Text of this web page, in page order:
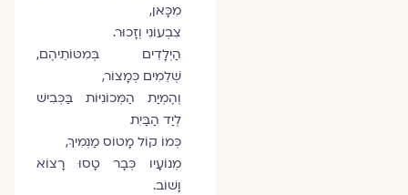
מִכָּאן,
צִבְעוֹנִי וְזָכוּר.
הַיְלָדִים בְּמִטּוֹתֵיהֶם,
שְׁלֵמִים כְּמָצוֹר,
וְהֶמְיַת הַמְּכוֹנִיּוֹת בַּכְּבִישׁ
לְיַד הַבַּיִת
כְּמוֹ קוֹל מָטוֹס מַנְמִיךְ,
מְנוֹעָיו כְּבָר טָסוּ רָצוֹא
וָשׁוֹב.